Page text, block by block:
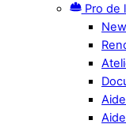
Pro de